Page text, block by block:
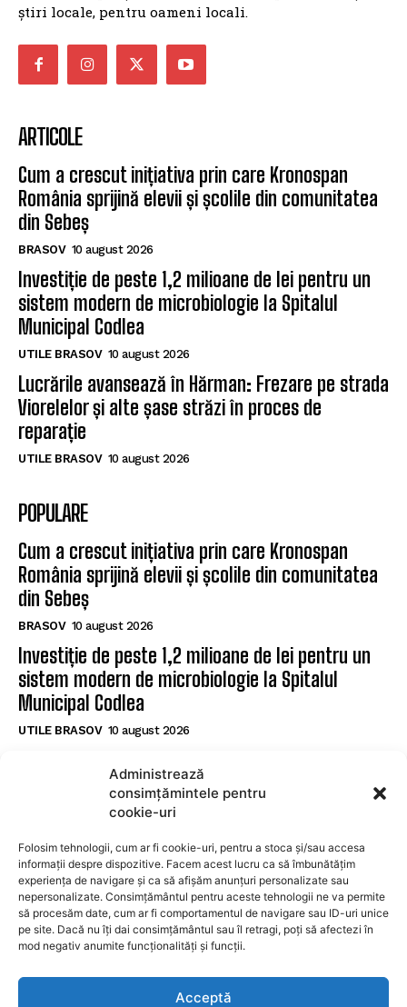
Administrează
consimțămintele pentru
cookie-uri
Folosim tehnologii, cum ar fi cookie-uri, pentru a stoca și/sau accesa
informații despre dispozitive. Facem acest lucru ca să îmbunătățim
experiența de navigare și ca să afișăm anunțuri personalizate sau
nepersonalizate. Consimțământul pentru aceste tehnologii ne va permite
să procesăm date, cum ar fi comportamentul de navigare sau ID-uri unice
pe site. Dacă nu îți dai consimțământul sau îl retragi, poți să afectezi în
mod negativ anumite funcționalități și funcții.
Acceptă
știri locale, pentru oameni locali.
ARTICOLE
Cum a crescut inițiativa prin care Kronospan
România sprijină elevii și școlile din comunitatea
din Sebeș
BRASOV 10 august 2026
Investiție de peste 1,2 milioane de lei pentru un
sistem modern de microbiologie la Spitalul
Municipal Codlea
UTILE BRASOV 10 august 2026
Lucrările avansează în Hărman: Frezare pe strada
Viorelelor și alte șase străzi în proces de
reparație
UTILE BRASOV 10 august 2026
POPULARE
Cum a crescut inițiativa prin care Kronospan
România sprijină elevii și școlile din comunitatea
din Sebeș
BRASOV 10 august 2026
Investiție de peste 1,2 milioane de lei pentru un
sistem modern de microbiologie la Spitalul
Municipal Codlea
UTILE BRASOV 10 august 2026
Viorelelor și alte șase străzi în proces de
SUBSCRIBE
I WANT IN